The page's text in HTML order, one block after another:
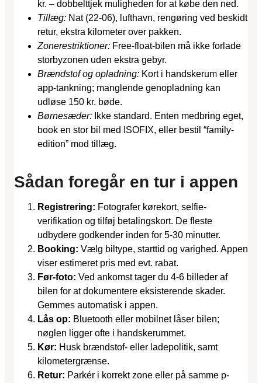
kr. – dobbelttjek muligheden for at købe den ned.
Tillæg: Nat (22-06), lufthavn, rengøring ved beskidt
retur, ekstra kilometer over pakken.
Zonerestriktioner: Free-float-bilen må ikke forlade
storbyzonen uden ekstra gebyr.
Brændstof og opladning: Kort i handskerum eller
app-tankning; manglende genopladning kan
udløse 150 kr. bøde.
Børnesæder: Ikke standard. Enten medbring eget,
book en stor bil med ISOFIX, eller bestil “family-
edition” mod tillæg.
Sådan foregår en tur i appen
Registrering: Fotografer kørekort, selfie-
verifikation og tilføj betalingskort. De fleste
udbydere godkender inden for 5-30 minutter.
Booking: Vælg biltype, starttid og varighed. Appen
viser estimeret pris med evt. rabat.
Før-foto: Ved ankomst tager du 4-6 billeder af
bilen for at dokumentere eksisterende skader.
Gemmes automatisk i appen.
Lås op: Bluetooth eller mobilnet låser bilen;
nøglen ligger ofte i handskerummet.
Kør: Husk brændstof- eller ladepolitik, samt
kilometergrænse.
Retur: Parkér i korrekt zone eller på samme p-